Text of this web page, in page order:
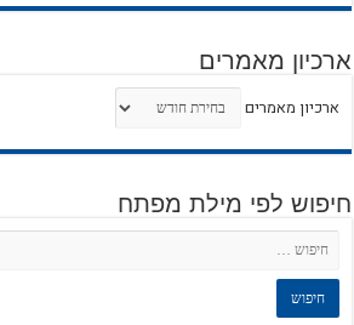
ארכיון מאמרים
ארכיון מאמרים
חיפוש לפי מילת מפתח